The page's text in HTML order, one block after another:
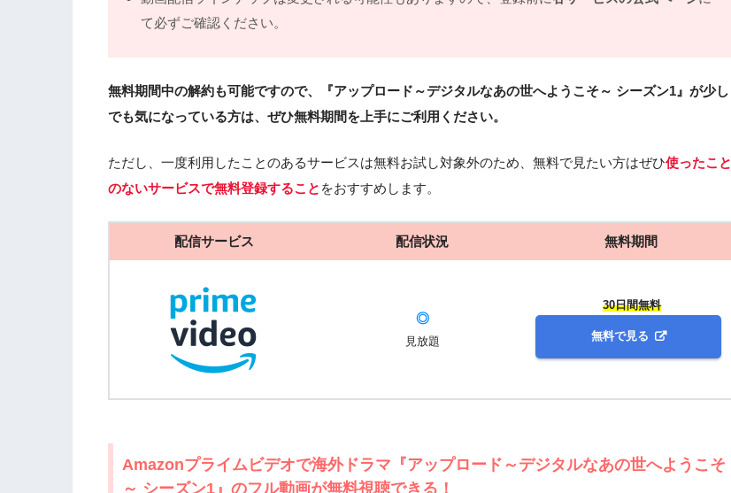
5.海外ドラマ『アップロード～デジタルなあの世へようこそ～ シーズン1』の動画は
DailymotionやPandoraではなく、配信サービスで安全に見よう
とめ
て必ずご確認ください。
無料期間中の解約も可能ですので、『アップロード～デジタルなあの世へようこそ～ シーズン1』が少し
でも気になっている方は、ぜひ無料期間を上手にご利用ください。
ただし、一度利用したことのあるサービスは無料お試し対象外のため、無料で見たい方はぜひ使ったこと
のないサービスで無料登録すること をおすすめします。
配信サービス 配信状況 無料期間
◎
見放題
30日間無料
無料で見る
Amazonプライムビデオで海外ドラマ『アップロード～デジタルなあの世へようこそ
～ シーズン1』のフル動画が無料視聴できる！